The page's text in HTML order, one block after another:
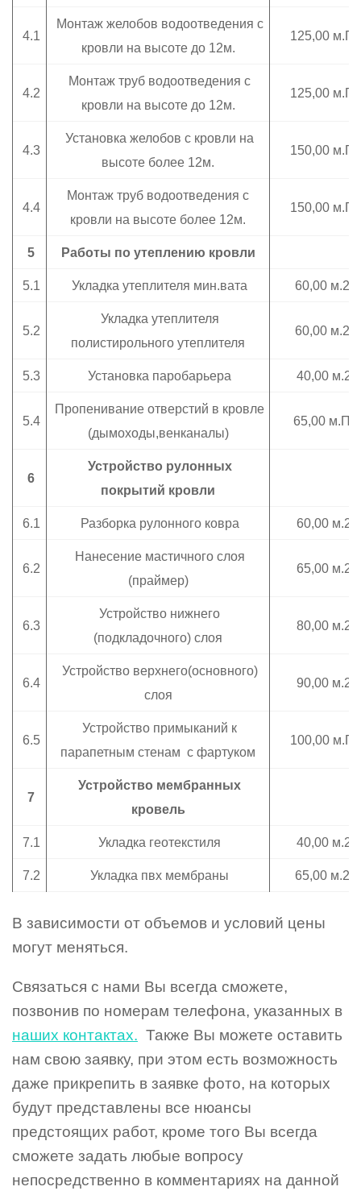
4.1
Монтаж желобов водоотведения с
кровли на высоте до 12м.
125,00 м.П.
4.2
Монтаж труб водоотведения с
кровли на высоте до 12м.
125,00 м.П.
4.3
Установка желобов с кровли на
высоте более 12м.
150,00 м.П.
4.4
Монтаж труб водоотведения с
кровли на высоте более 12м.
150,00 м.П.
5 Работы по утеплению кровли
5.1 Укладка утеплителя мин.вата 60,00 м.2
5.2
Укладка утеплителя
полистирольного утеплителя
60,00 м.2
5.3 Установка паробарьера 40,00 м.2
5.4
Пропенивание отверстий в кровле
(дымоходы,венканалы)
65,00 м.П.
6
Устройство рулонных
покрытий кровли
6.1 Разборка рулонного ковра 60,00 м.2
6.2
Нанесение мастичного слоя
(праймер)
65,00 м.2
6.3
Устройство нижнего
(подкладочного) слоя
80,00 м.2
6.4
Устройство верхнего(основного)
слоя
90,00 м.2
6.5
Устройство примыканий к
парапетным стенам с фартуком
100,00 м.П.
7
Устройство мембранных
кровель
7.1 Укладка геотекстиля 40,00 м.2
7.2 Укладка пвх мембраны 65,00 м.2
В зависимости от объемов и условий цены
могут меняться.
Связаться с нами Вы всегда сможете,
позвонив по номерам телефона, указанных в
наших контактах. Также Вы можете оставить
нам свою заявку, при этом есть возможность
даже прикрепить в заявке фото, на которых
будут представлены все нюансы
предстоящих работ, кроме того Вы всегда
сможете задать любые вопросу
непосредственно в комментариях на данной